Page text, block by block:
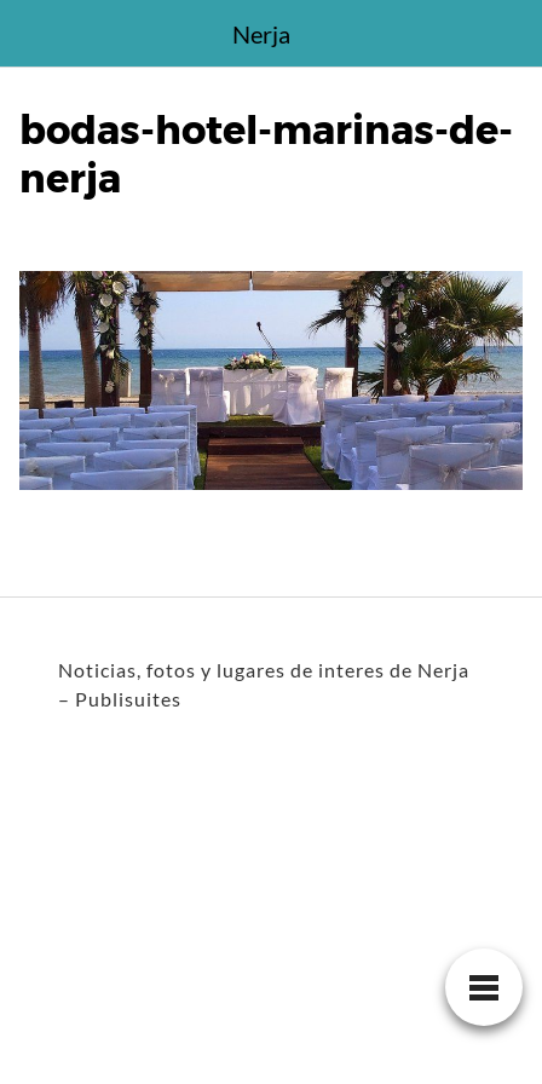
contenido
Nerja
bodas-hotel-marinas-de-
nerja
Noticias, fotos y lugares de interes de Nerja
– Publisuites